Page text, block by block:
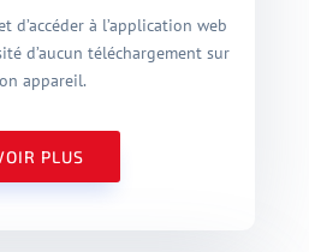
d’accéder à l’application web
d’aucun téléchargement sur
appareil.
PLUS